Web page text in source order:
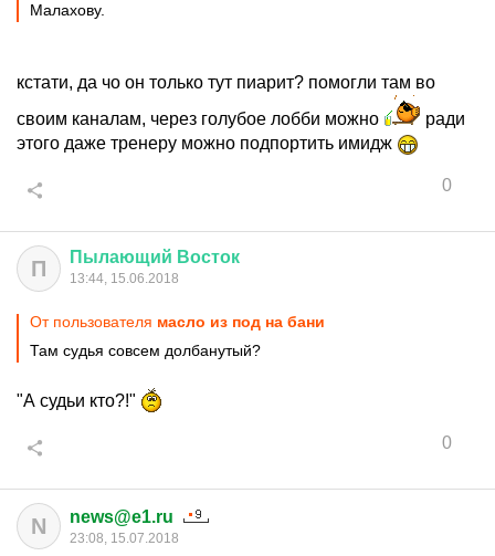
Малахову.
кстати, да чо он только тут пиарит? помогли там во
своим каналам, через голубое лобби можно
ради
этого даже тренеру можно подпортить имидж
0
П Пылающий Восток
13:44, 15.06.2018
От пользователя масло из под на бани
Там судья совсем долбанутый?
"А судьи кто?!"
0
N news@e1.ru
23:08, 15.07.2018